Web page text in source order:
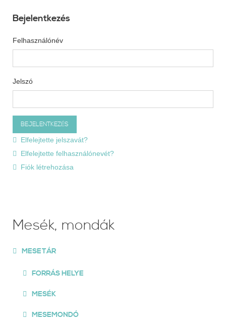
Bejelentkezés
Felhasználónév
Jelszó
Elfelejtette jelszavát?
Elfelejtette felhasználónevét?
Fiók létrehozása
Mesék, mondák
MESETÁR
FORRÁS HELYE
MESÉK
MESEMONDÓ